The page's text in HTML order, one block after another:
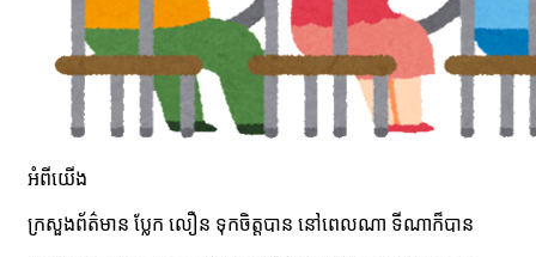
អំពីយើង
ក្រសួងព័ត៌មាន ប្លែក លឿន ទុកចិត្តបាន នៅពេលណា ទីណាក៏បាន